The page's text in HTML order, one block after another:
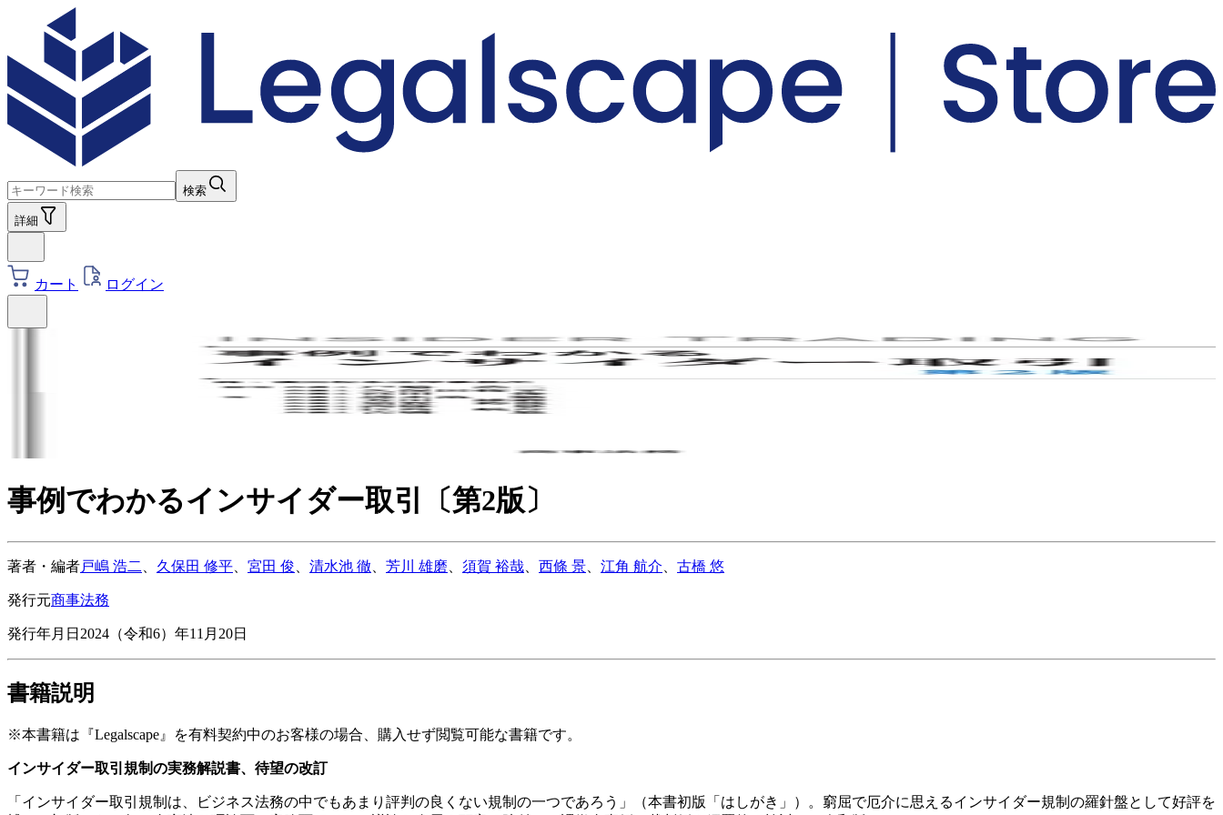
検索
詳細
カート ログイン
事例でわかるインサイダー取引〔第2版〕
著者・編者戸嶋 浩二 久保田 修平 宮田 俊 清水池 徹 芳川 雄磨 須賀 裕哉 西條 景 江角 航介 古橋 悠
発行元商事法務
発行年月日 2024（令和6）年11月20日
書籍説明
※本書籍は『Legalscape』を有料契約中のお客様の場合、購入せず閲覧可能な書籍です。
インサイダー取引規制の実務解説書、待望の改訂
「インサイダー取引規制は、ビジネス法務の中でもあまり評判の良くない規制の一つであろう」（本書初版「はしがき」）。窮屈で厄介に思えるインサイダー規制の羅針盤として好評を